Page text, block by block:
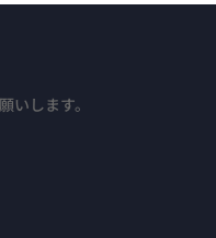
いします。